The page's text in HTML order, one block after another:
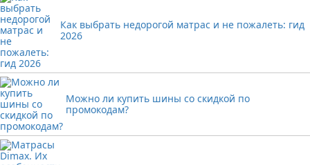
Как выбрать недорогой матрас и не пожалеть: гид
2026
Можно ли купить шины со скидкой по
промокодам?